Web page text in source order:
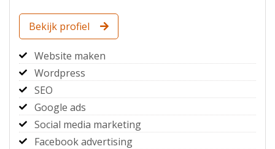
Bekijk profiel
Website maken
Wordpress
SEO
Google ads
Social media marketing
Facebook advertising